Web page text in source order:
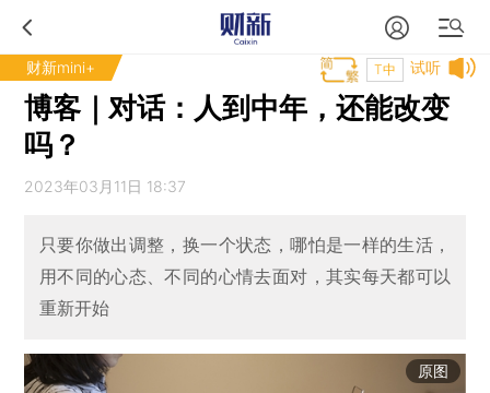
财新mini+ 试听
T中
博客｜对话：人到中年，还能改变
吗？
2023年03月11日 18:37
只要你做出调整，换一个状态，哪怕是一样的生活，
用不同的心态、不同的心情去面对，其实每天都可以
重新开始
原图